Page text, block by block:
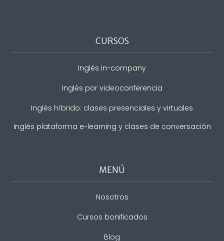
CURSOS
Inglés in-company
Inglés por videoconferencia
Inglés híbrido: clases presenciales y virtuales
Inglés plataforma e-learning y clases de conversación
MENÚ
Nosotros
Cursos bonificados
Blog